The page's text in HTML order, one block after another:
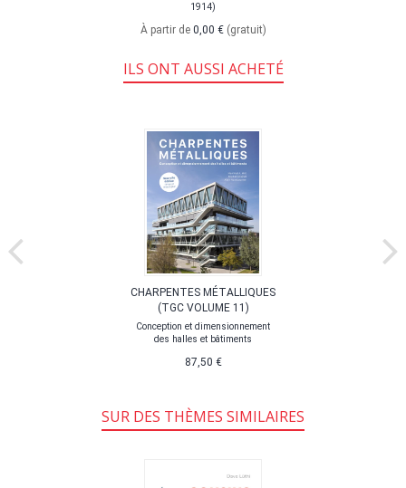
1914)
À partir de 0,00 € (gratuit)
ILS ONT AUSSI ACHETÉ
CHARPENTES MÉTALLIQUES
(TGC VOLUME 11)
Conception et dimensionnement
des halles et bâtiments
87,50 €
SUR DES THÈMES SIMILAIRES